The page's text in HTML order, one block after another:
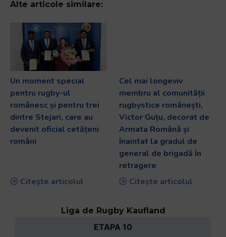
Alte articole similare:
Un moment special
pentru rugby-ul
românesc și pentru trei
dintre Stejari, care au
devenit oficial cetățeni
români
Citește articolul
Cel mai longeviv
membru al comunității
rugbystice românești,
Victor Guțu, decorat de
Armata Română și
înaintat la gradul de
general de brigadă în
retragere
Citește articolul
Liga de Rugby Kaufland
ETAPA 10